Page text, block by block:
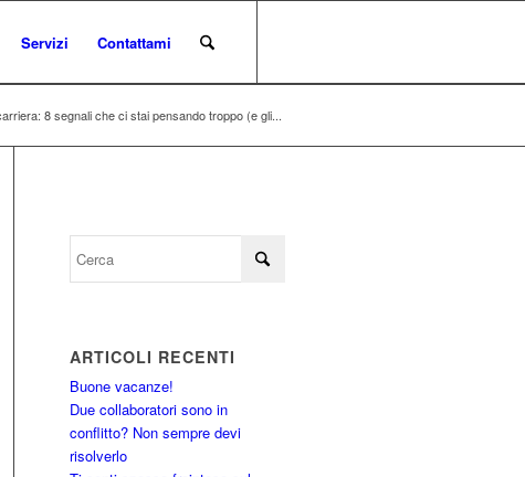
Servizi Contattami
8 segnali che ci stai pensando troppo (e gli...
ARTICOLI RECENTI
Buone vacanze!
Due collaboratori sono in
conflitto? Non sempre devi
risolverlo